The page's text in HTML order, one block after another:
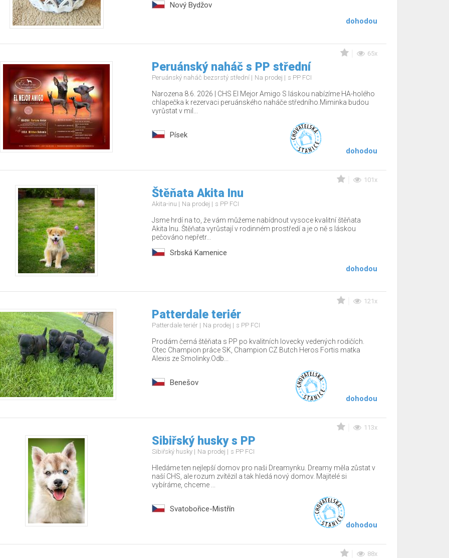
Nový Bydžov
dohodou
65x
Peruánský naháč s PP střední
Peruánský naháč bezsrstý střední Na prodej s PP FCI
Narozena 8.6. 2026 | CHS El Mejor Amigo S láskou nabízíme HA-holého
chlapečka k rezervaci peruánského naháče středního.Miminka budou
vyrůstat v mil...
Písek
dohodou
101x
Štěňata Akita Inu
Akita-inu Na prodej s PP FCI
Jsme hrdí na to, že vám můžeme nabídnout vysoce kvalitní štěňata
Akita Inu. Štěňata vyrůstají v rodinném prostředí a je o ně s láskou
pečováno nepřetr...
Srbská Kamenice
dohodou
121x
Patterdale teriér
Patterdale teriér Na prodej s PP FCI
Prodám černá štěňata s PP po kvalitních lovecky vedených rodičích.
Otec Champion práce SK, Champion CZ Butch Heros Fortis matka
Alexis ze Smolinky.Odb...
Benešov
dohodou
113x
Sibiřský husky s PP
Sibiřský husky Na prodej s PP FCI
Hledáme ten nejlepší domov pro naši Dreamynku. Dreamy měla zůstat v
naší CHS, ale rozum zvítězil a tak hledá nový domov. Majitelé si
vybíráme, chceme ...
Svatobořice-Mistřín
dohodou
88x